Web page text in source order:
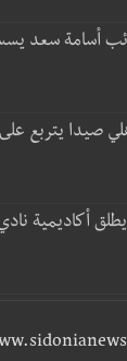
أسامة سعد
صيدا يتربع
أكاديمية